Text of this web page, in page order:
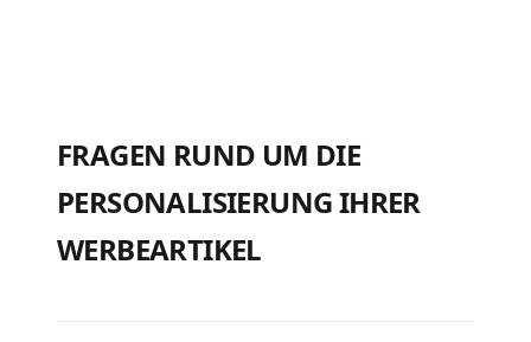
FRAGEN RUND UM DIE
PERSONALISIERUNG IHRER
WERBEARTIKEL